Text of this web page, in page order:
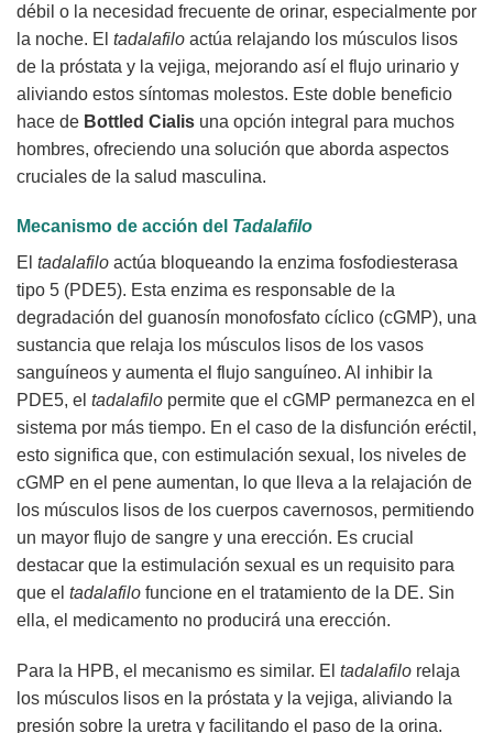
débil o la necesidad frecuente de orinar, especialmente por
la noche. El tadalafilo actúa relajando los músculos lisos
de la próstata y la vejiga, mejorando así el flujo urinario y
aliviando estos síntomas molestos. Este doble beneficio
hace de Bottled Cialis una opción integral para muchos
hombres, ofreciendo una solución que aborda aspectos
cruciales de la salud masculina.
Mecanismo de acción del Tadalafilo
El tadalafilo actúa bloqueando la enzima fosfodiesterasa
tipo 5 (PDE5). Esta enzima es responsable de la
degradación del guanosín monofosfato cíclico (cGMP), una
sustancia que relaja los músculos lisos de los vasos
sanguíneos y aumenta el flujo sanguíneo. Al inhibir la
PDE5, el tadalafilo permite que el cGMP permanezca en el
sistema por más tiempo. En el caso de la disfunción eréctil,
esto significa que, con estimulación sexual, los niveles de
cGMP en el pene aumentan, lo que lleva a la relajación de
los músculos lisos de los cuerpos cavernosos, permitiendo
un mayor flujo de sangre y una erección. Es crucial
destacar que la estimulación sexual es un requisito para
que el tadalafilo funcione en el tratamiento de la DE. Sin
ella, el medicamento no producirá una erección.
Para la HPB, el mecanismo es similar. El tadalafilo relaja
los músculos lisos en la próstata y la vejiga, aliviando la
presión sobre la uretra y facilitando el paso de la orina.